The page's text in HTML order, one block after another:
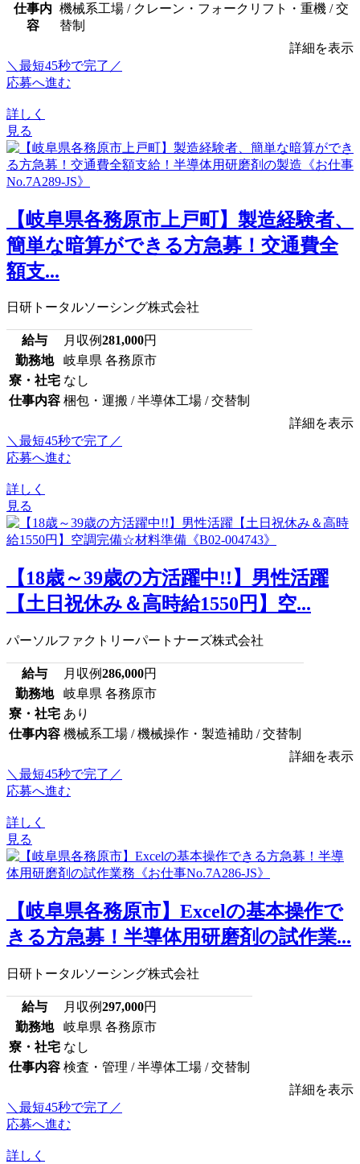
仕事内
容
機械系工場 / クレーン・フォークリフト・重機 / 交
替制
詳細を表示
＼最短45秒で完了／
応募へ進む
詳しく
見る
【岐阜県各務原市上戸町】製造経験者、
簡単な暗算ができる方急募！交通費全
額支...
日研トータルソーシング株式会社
給与 月収例281,000円
勤務地
岐阜県 各務原市
寮・社宅 なし
仕事内容 梱包・運搬 / 半導体工場 / 交替制
詳細を表示
＼最短45秒で完了／
応募へ進む
詳しく
見る
【18歳～39歳の方活躍中!!】男性活躍
【土日祝休み＆高時給1550円】空...
パーソルファクトリーパートナーズ株式会社
給与 月収例286,000円
勤務地
岐阜県 各務原市
寮・社宅 あり
仕事内容 機械系工場 / 機械操作・製造補助 / 交替制
詳細を表示
＼最短45秒で完了／
応募へ進む
詳しく
見る
【岐阜県各務原市】Excelの基本操作で
きる方急募！半導体用研磨剤の試作業...
日研トータルソーシング株式会社
給与 月収例297,000円
勤務地
岐阜県 各務原市
寮・社宅 なし
仕事内容 検査・管理 / 半導体工場 / 交替制
詳細を表示
＼最短45秒で完了／
応募へ進む
詳しく